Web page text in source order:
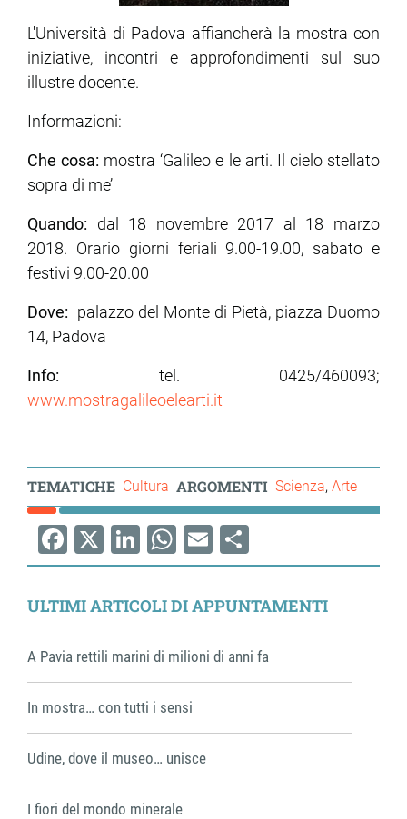
L'Università di Padova affiancherà la mostra con
iniziative, incontri e approfondimenti sul suo
illustre docente.
Informazioni:
Che cosa: mostra ‘Galileo e le arti. Il cielo stellato
sopra di me’
Quando: dal 18 novembre 2017 al 18 marzo
2018. Orario giorni feriali 9.00-19.00, sabato e
festivi 9.00-20.00
Dove: palazzo del Monte di Pietà, piazza Duomo
14, Padova
Info: tel. 0425/460093;
www.mostragalileoelearti.it
TEMATICHE Cultura ARGOMENTI Scienza Arte
Facebook
X LinkedIn
WhatsApp
EmailShare
ULTIMI ARTICOLI DI APPUNTAMENTI
A Pavia rettili marini di milioni di anni fa
In mostra… con tutti i sensi
Udine, dove il museo… unisce
I fiori del mondo minerale